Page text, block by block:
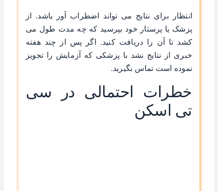
انتظار برای نتایج می تواند اضطراب آور باشد. از
پزشک یا پرستار خود بپرسید که چه مدت طول می
کشد تا آن را دریافت کنید. اگر پس از چند هفته
خبری از نتایج نشد با پزشکی که آزمایش را تجویز
نموده است تماس بگیرید.
خطرات احتمالی در سی
تی اسکن